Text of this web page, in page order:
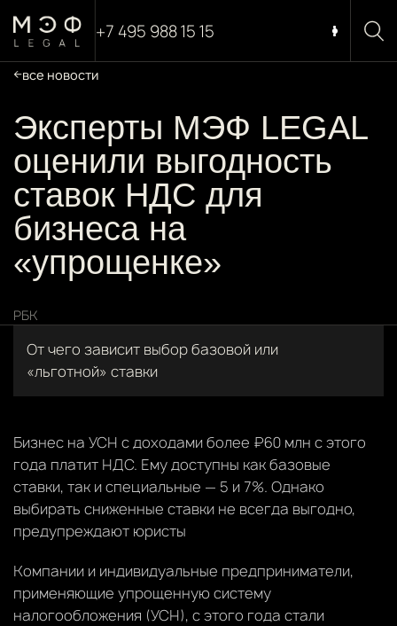
+7 495 988 15 15
все новости
Эксперты МЭФ LEGAL
оценили выгодность
ставок НДС для
бизнеса на
«упрощенке»
РБК
От чего зависит выбор базовой или
«льготной» ставки
Бизнес на УСН с доходами более ₽60 млн с этого
года платит НДС. Ему доступны как базовые
ставки, так и специальные — 5 и 7%. Однако
выбирать сниженные ставки не всегда выгодно,
предупреждают юристы
Компании и индивидуальные предприниматели,
применяющие упрощенную систему
налогообложения (УСН), с этого года стали